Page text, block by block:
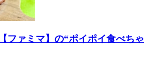
ファミマ】の“ポイポイ食べちゃ